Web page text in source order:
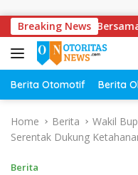
Breaking News
Lampung Bersama
Berita Otomotif Berita
Home Berita
Wakil
Serentak Dukung
Berita